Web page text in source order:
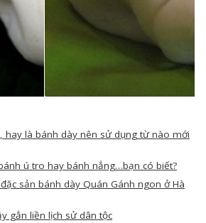
hay là bánh dày nên sử dụng từ nào mới
ú tro hay bánh nẳng…bạn có biết?
sản bánh dày Quán Gánh ngon ở Hà
gắn liền lịch sử dân tộc